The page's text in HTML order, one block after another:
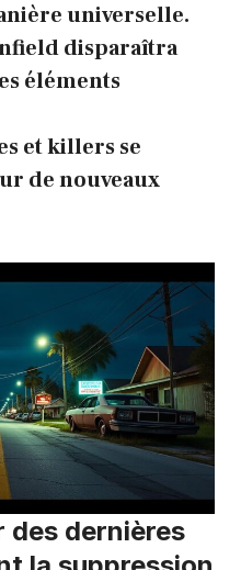
universelle.
disparaîtra
éléments
et killers se
de nouveaux
dernières